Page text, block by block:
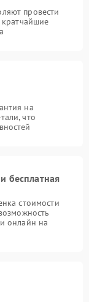
провести
кратчайшие
на
что
бесплатная
стоимости
онлайн на